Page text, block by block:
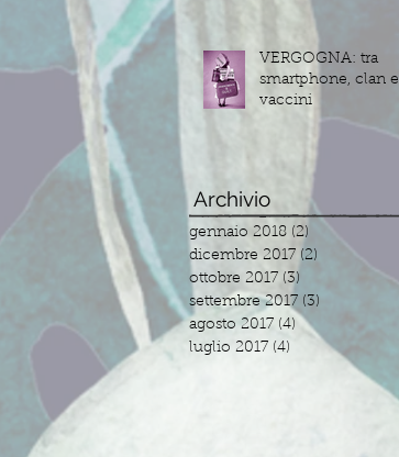
VERGOGNA: tra
smartphone, clan e
vaccini
Archivio
gennaio 2018 (2)
dicembre 2017 (2)
ottobre 2017 (3)
settembre 2017 (3)
agosto 2017 (4) 4 post
luglio 2017 (4) 4 post